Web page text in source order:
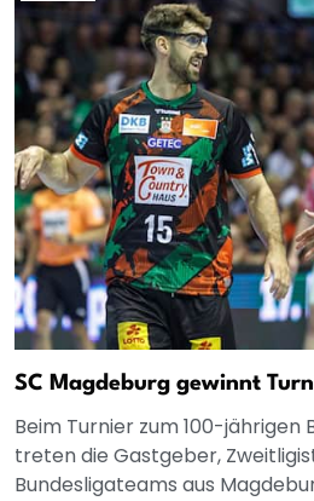
SC Magdeburg gewinnt
Beim Turnier zum 100-jährigen
treten die Gastgeber,
Bundesligateams aus